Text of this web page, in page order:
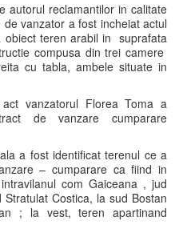
autorul reclamantilor in calitate
vanzator a fost incheiat actul
obiect teren arabil in suprafata
compusa din trei camere
cu tabla, ambele situate in
vanzatorul Florea Toma a
de vanzare cumparare
a fost identificat terenul ce a
– cumparare ca fiind in
com Gaiceana , jud
Costica, la sud Bostan
; la vest, teren apartinand